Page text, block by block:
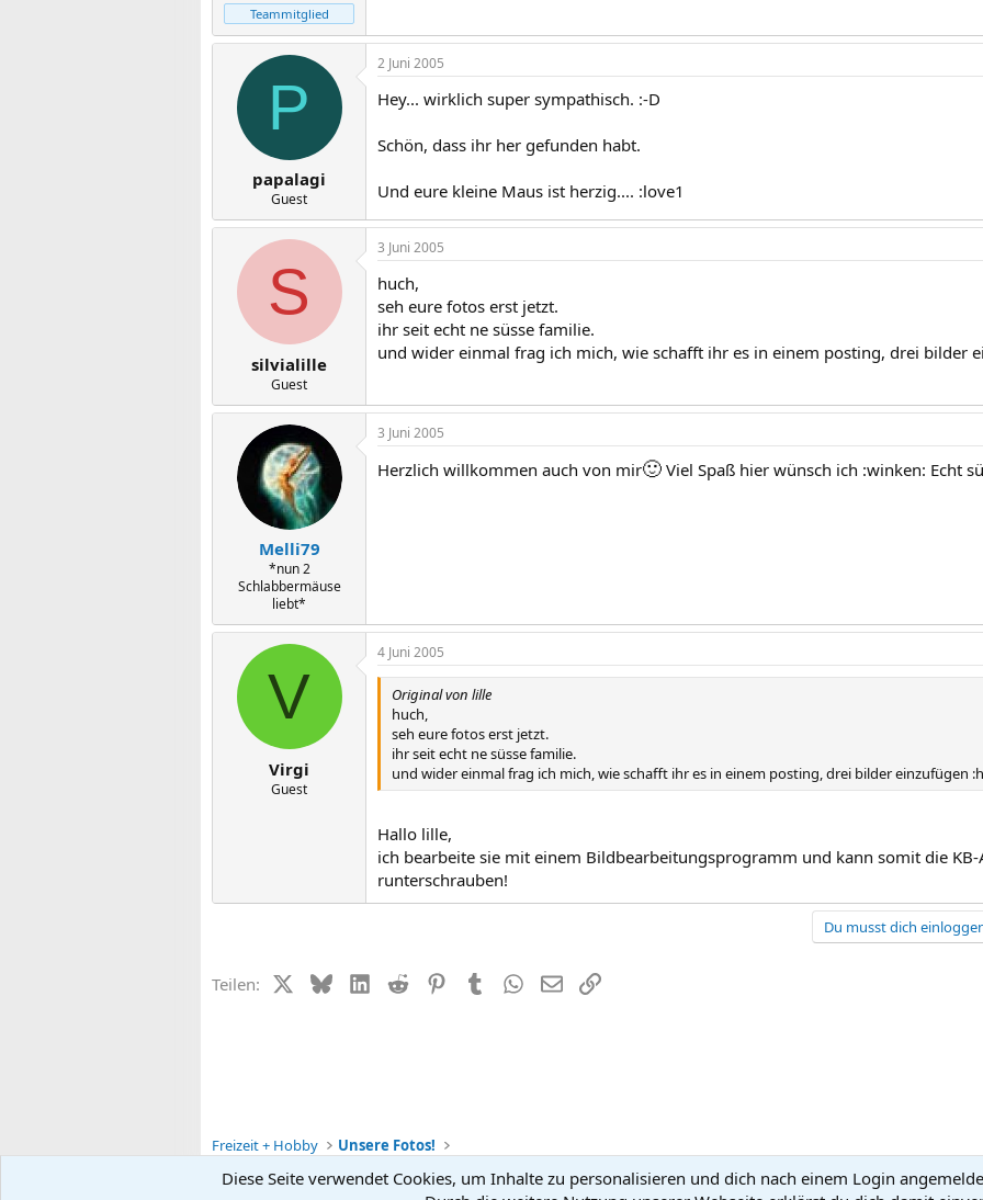
Teammitglied
P
papalagi
Guest
2 Juni 2005
Hey... wirklich super sympathisch. :-D
Schön, dass ihr her gefunden habt.
Und eure kleine Maus ist herzig.... :love1
S
silvialille
Guest
3 Juni 2005
huch,
seh eure fotos erst jetzt.
ihr seit echt ne süsse familie.
und wider einmal frag ich mich, wie schafft ihr es in einem posting, drei bilder
Melli79
*nun 2
Schlabbermäuse
liebt*
3 Juni 2005
Herzlich willkommen auch von mir🙂 Viel Spaß hier wünsch ich :winken: Echt
V
Virgi
Guest
4 Juni 2005
Original von lille
huch,
seh eure fotos erst jetzt.
ihr seit echt ne süsse familie.
und wider einmal frag ich mich, wie schafft ihr es in einem posting, drei bilder einzufügen
Hallo lille,
ich bearbeite sie mit einem Bildbearbeitungsprogramm und kann somit die
runterschrauben!
Du musst dich
Teilen: X (Twitter)
BlueskyLinkedIn
Reddit PinterestTumblrWhatsApp
E-MailLink
Freizeit + Hobby Unsere Fotos!
Kontakt
Diese Seite verwendet Cookies, um Inhalte zu personalisieren und dich nach einem Login